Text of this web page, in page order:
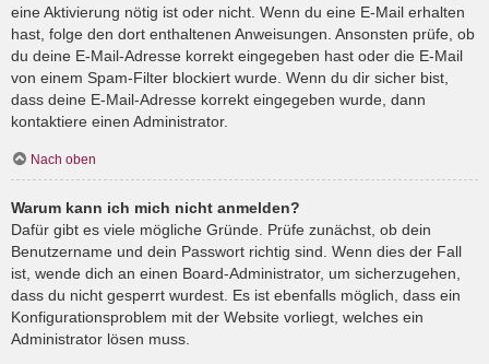
eine Aktivierung nötig ist oder nicht. Wenn du eine E-Mail erhalten
hast, folge den dort enthaltenen Anweisungen. Ansonsten prüfe, ob
du deine E-Mail-Adresse korrekt eingegeben hast oder die E-Mail
von einem Spam-Filter blockiert wurde. Wenn du dir sicher bist,
dass deine E-Mail-Adresse korrekt eingegeben wurde, dann
kontaktiere einen Administrator.
Nach oben
Warum kann ich mich nicht anmelden?
Dafür gibt es viele mögliche Gründe. Prüfe zunächst, ob dein
Benutzername und dein Passwort richtig sind. Wenn dies der Fall
ist, wende dich an einen Board-Administrator, um sicherzugehen,
dass du nicht gesperrt wurdest. Es ist ebenfalls möglich, dass ein
Konfigurationsproblem mit der Website vorliegt, welches ein
Administrator lösen muss.